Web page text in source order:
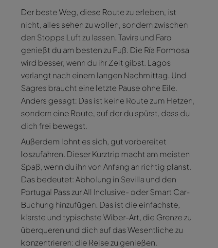
Der beste Weg, diese Route zu erleben, ist
nicht, alles sehen zu wollen, sondern zwischen
den Stopps Luft zu lassen. Tavira und Faro
genießt du am besten zu Fuß. Die Ría Formosa
wird besser, wenn du ihr Zeit gibst. Lagos
verlangt nach einem langen Nachmittag. Und
Sagres braucht eine letzte Pause ohne Eile.
Anders gesagt: Das ist keine Route zum Hetzen,
sondern eine Route, auf der du spürst, dass du
dich frei bewegst.
Außerdem lohnt es sich, gut vorbereitet
loszufahren. Dieser Kurztrip macht am meisten
Spaß, wenn du ihn von Anfang an richtig planst.
Das bedeutet: Abholung in Sevilla und den
Portugal Pass zur All Inclusive- oder Smart Car-
Buchung hinzufügen. Das ist die einfachste,
klarste und typischste Wiber-Art, die Grenze zu
überqueren und dich auf das Wesentliche zu
konzentrieren: die Reise zu genießen.